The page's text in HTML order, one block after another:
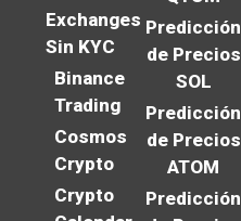
Exchanges
Sin KYC
Binance
Trading
Cosmos
Crypto
Crypto
Predicción
de Precios
SOL
Predicción
de Precios
ATOM
Predicción